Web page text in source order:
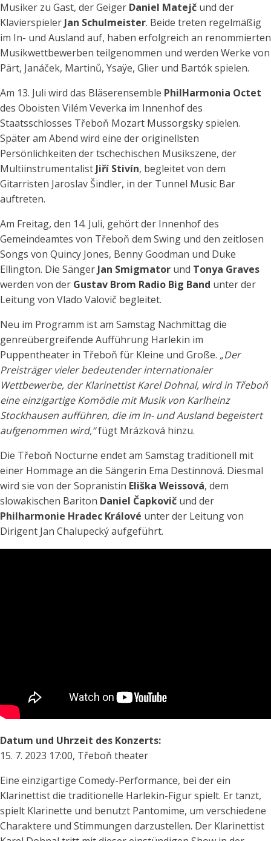
Musiker zu Gast, der Geiger Daniel Matejč und der
Klavierspieler Jan Schulmeister. Beide treten regelmäßig
im In- und Ausland auf, haben erfolgreich an renommierten
Musikwettbewerben teilgenommen und werden Werke von
Pärt, Janáček, Martinů, Ysaÿe, Glier und Bartók spielen.
Am 13. Juli wird das Bläserensemble PhilHarmonia Octet
des Oboisten Vilém Veverka im Innenhof des
Staatsschlosses Třeboň Mozart Mussorgsky spielen.
Später am Abend wird eine der originellsten
Persönlichkeiten der tschechischen Musikszene, der
Multiinstrumentalist Jiří Stivín, begleitet von dem
Gitarristen Jaroslav Šindler, in der Tunnel Music Bar
auftreten.
Am Freitag, den 14. Juli, gehört der Innenhof des
Gemeindeamtes von Třeboň dem Swing und den zeitlosen
Songs von Quincy Jones, Benny Goodman und Duke
Ellington. Die Sänger Jan Smigmator und Tonya Graves
werden von der Gustav Brom Radio Big Band unter der
Leitung von Vlado Valovič begleitet.
Neu im Programm ist am Samstag Nachmittag die
genreübergreifende Aufführung Harlekin im
Puppentheater in Třeboň für Kleine und Große. „Der
Preisträger vieler bedeutender internationaler
Wettbewerbe, der Klarinettist Karel Dohnal, wird in Třeboň
eine einzigartige Komödie mit Musik von Karlheinz
Stockhausen aufführen, die im In- und Ausland begeistert
aufgenommen wird,“fügt Mrázková hinzu.
Die Třeboň Nocturne endet am Samstag traditionell mit
einer Hommage an die Sängerin Ema Destinnová. Diesmal
wird sie von der Sopranistin Eliška Weissová, dem
slowakischen Bariton Daniel Čapkovič und der
Philharmonie Hradec Králové unter der Leitung von
Dirigent Jan Chalupecký aufgeführt.
Datum und Uhrzeit des Konzerts:
15. 7. 2023 17:00, Třeboň theater
Eine einzigartige Comedy-Performance, bei der ein
Klarinettist die traditionelle Harlekin-Figur spielt. Er tanzt,
spielt Klarinette und benutzt Pantomime, um verschiedene
Charaktere und Stimmungen darzustellen. Der Klarinettist